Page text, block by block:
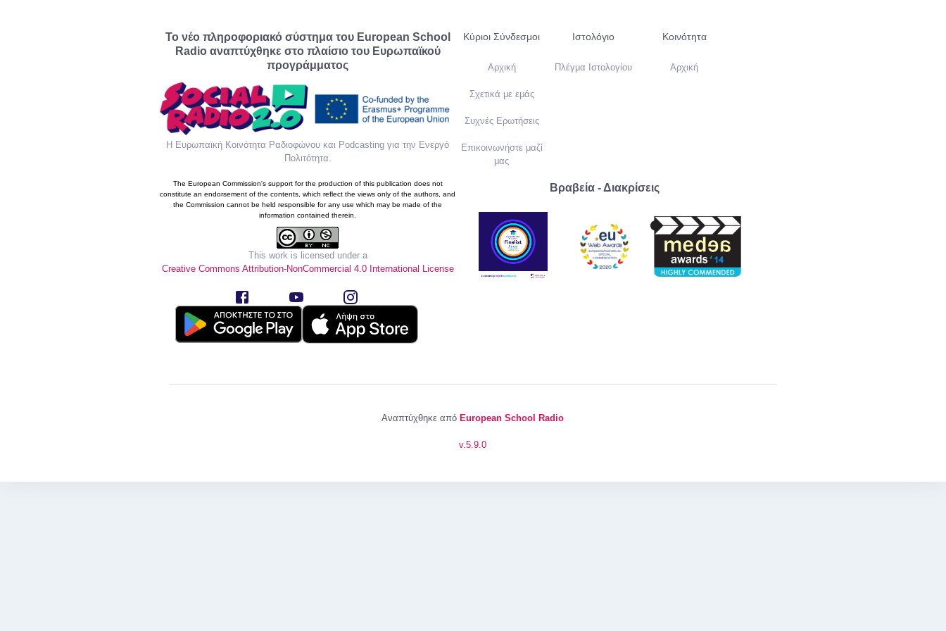
Το νέο πληροφοριακό σύστημα του European School
Radio αναπτύχθηκε στο πλαίσιο του Ευρωπαϊκού
προγράμματος
Η Ευρωπαϊκή Κοινότητα Ραδιοφώνου και Podcasting για την Ενεργό
Πολιτότητα.
The European Commission's support for the production of this publication does not
constitute an endorsement of the contents, which reflect the views only of the authors, and
the Commission cannot be held responsible for any use which may be made of the
information contained therein.
This work is licensed under a
Creative Commons Attribution-NonCommercial 4.0 International License
Κύριοι Σύνδεσμοι
Αρχική
Σχετικά με εμάς
Συχνές Ερωτήσεις
Επικοινωνήστε μαζί
μας
Ιστολόγιο
Πλέγμα Ιστολογίου
Κοινότητα
Αρχική
Βραβεία - Διακρίσεις
Αναπτύχθηκε από European School Radio
v.5.9.0